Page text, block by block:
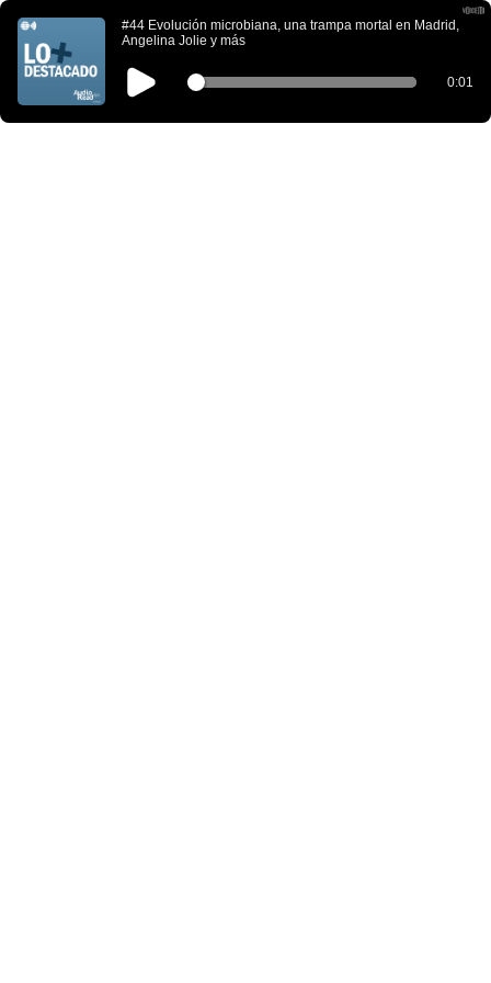
#44 Evolución microbiana, una trampa mortal en Madrid,
Angelina Jolie y más
0:01